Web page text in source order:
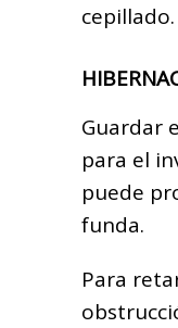
cepillado.
Guardar
para el
puede
funda.
Para